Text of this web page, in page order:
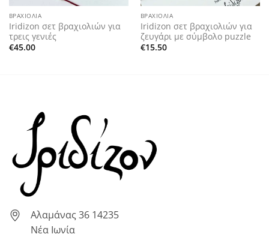
ΒΡΑΧΙΌΛΙΑ
Iridizon σετ βραχιολιών για
τρεις γενιές
€45.00
ΒΡΑΧΙΌΛΙΑ
Iridizon σετ βραχιολιών για
ζευγάρι με σύμβολο puzzle
€15.50
Αλαμάνας 36 14235
Νέα Ιωνία